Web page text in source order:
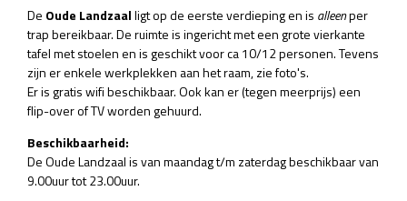
De Oude Landzaalligt op de eerste verdieping en is alleenper
trap bereikbaar. De ruimte is ingericht met een grote vierkante
tafel met stoelen en is geschikt voor ca 10/12 personen. Tevens
zijn er enkele werkplekken aan het raam, zie foto's.
Er is gratis wifi beschikbaar. Ook kan er (tegen meerprijs) een
flip-over of TV worden gehuurd.
Beschikbaarheid:
De Oude Landzaal is van maandag t/m zaterdag beschikbaar van
9.00uur tot 23.00uur.